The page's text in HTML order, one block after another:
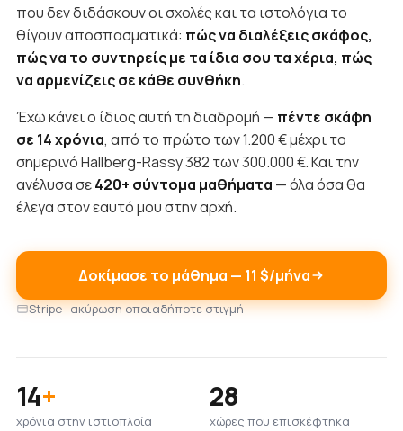
που δεν διδάσκουν οι σχολές και τα ιστολόγια το
θίγουν αποσπασματικά: πώς να διαλέξεις σκάφος,
πώς να το συντηρείς με τα ίδια σου τα χέρια, πώς
να αρμενίζεις σε κάθε συνθήκη.
Έχω κάνει ο ίδιος αυτή τη διαδρομή — πέντε σκάφη
σε 14 χρόνια, από το πρώτο των 1.200 € μέχρι το
σημερινό Hallberg-Rassy 382 των 300.000 €. Και την
ανέλυσα σε420+ σύντομα μαθήματα — όλα όσα θα
έλεγα στον εαυτό μου στην αρχή.
Δοκίμασε το μάθημα — 11 $/μήνα
Stripe · ακύρωση οποιαδήποτε στιγμή
14+
χρόνια στην ιστιοπλοΐα
28
χώρες που επισκέφτηκα